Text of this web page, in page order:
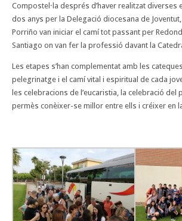
Compostel·la després d’haver realitzat
dos anys per la Delegació diocesana de
Porriño van iniciar el camí tot passant per
Santiago on van fer la professió davant la
Les etapes s’han complementat amb les
pelegrinatge i el camí vital i espiritual de cada
les celebracions de l’eucaristia, la celebració
permès conèixer-se millor entre ells i créixer en